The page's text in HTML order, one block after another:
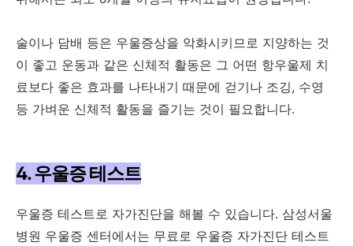
술이나 담배 등은 우울증상을 악화시키므로 지양하는 것
이 좋고 운동과 같은 신체적 활동은 그 어떤 항우울제 치
료보다 좋은 효과를 나타내기 때문에 걷기나 조깅, 수영
등 가벼운 신체적 활동을 즐기는 것이 필요합니다.
4. 우울증 테스트
우울증 테스트로 자가진단을 해볼 수 있습니다. 삼성서울
병원 우울증 센터에서는 무료로 우울증 자가진단 테스트